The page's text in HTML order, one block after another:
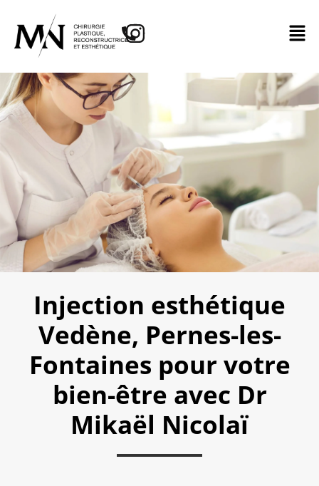
Injection esthétique
Vedène, Pernes-les-
Fontaines pour votre
bien-être avec Dr
Mikaël Nicolaï